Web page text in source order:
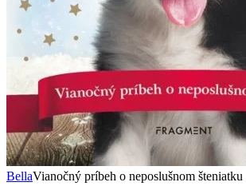
BellaVianočný príbeh o neposlušnom šteniatku